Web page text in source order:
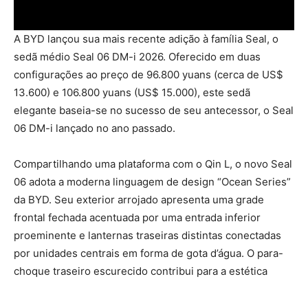
A BYD lançou sua mais recente adição à família Seal, o
sedã médio Seal 06 DM-i 2026. Oferecido em duas
configurações ao preço de 96.800 yuans (cerca de US$
13.600) e 106.800 yuans (US$ 15.000), este sedã
elegante baseia-se no sucesso de seu antecessor, o Seal
06 DM-i lançado no ano passado.
Compartilhando uma plataforma com o Qin L, o novo Seal
06 adota a moderna linguagem de design “Ocean Series”
da BYD. Seu exterior arrojado apresenta uma grade
frontal fechada acentuada por uma entrada inferior
proeminente e lanternas traseiras distintas conectadas
por unidades centrais em forma de gota d’água. O para-
choque traseiro escurecido contribui para a estética